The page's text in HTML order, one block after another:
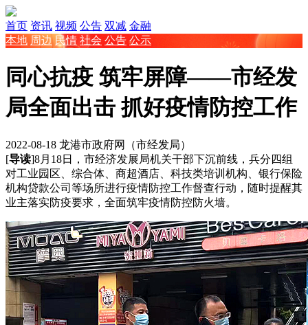
首页 资讯 视频 公告 双减 金融
本地 周边 民情 社会 公告 公示
同心抗疫 筑牢屏障——市经发
局全面出击 抓好疫情防控工作
2022-08-18 龙港市政府网（市经发局）
[导读]8月18日，市经济发展局机关干部下沉前线，兵分四组
对工业园区、综合体、商超酒店、科技类培训机构、银行保险
机构贷款公司等场所进行疫情防控工作督查行动，随时提醒其
业主落实防疫要求，全面筑牢疫情防控防火墙。